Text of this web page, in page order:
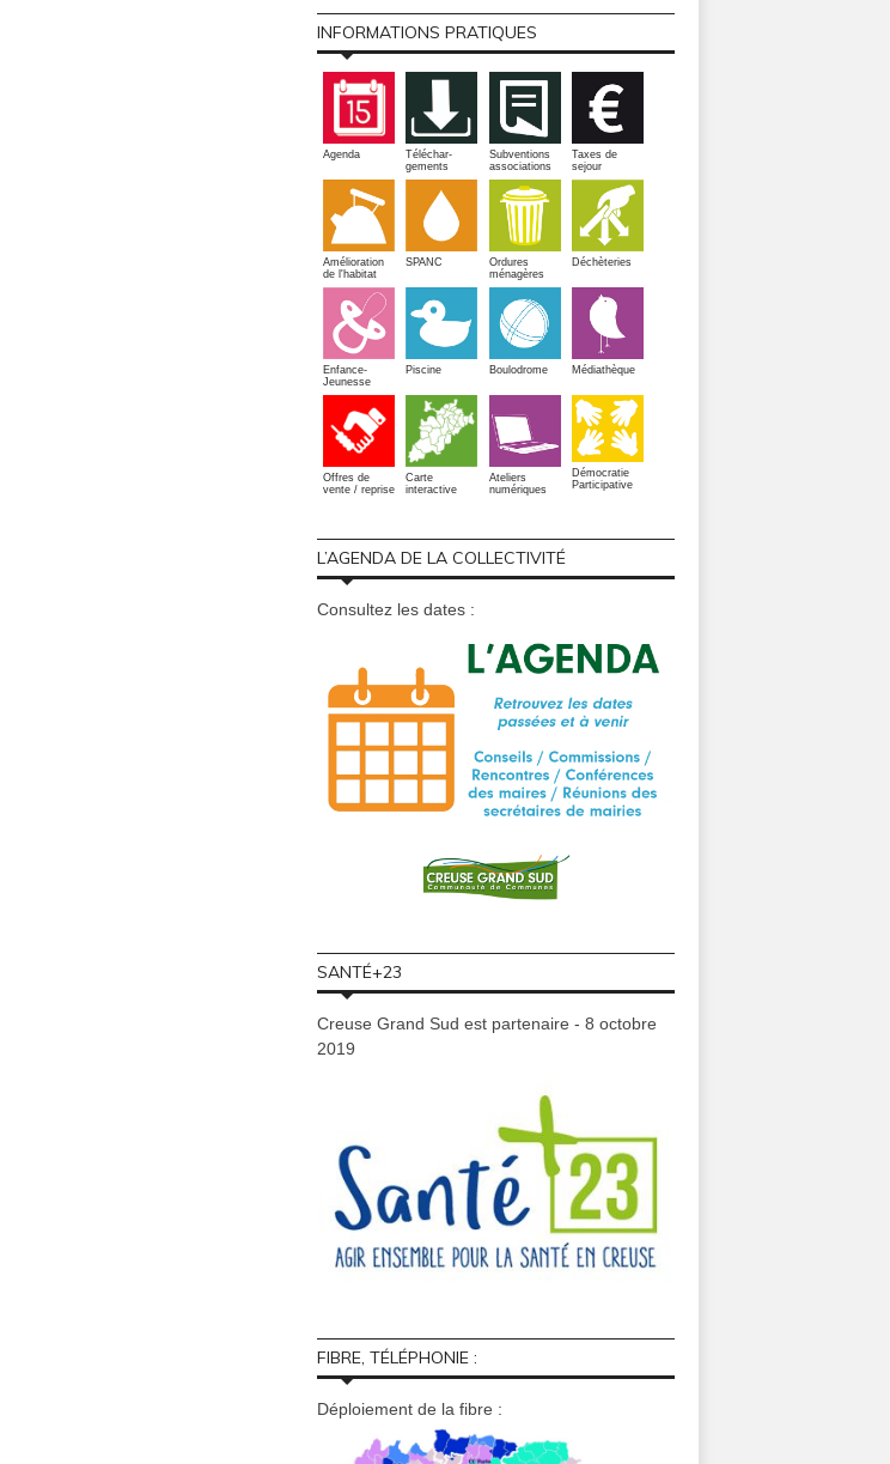
INFORMATIONS PRATIQUES
Agenda
Téléchar-
gements
Subventions
associations
Taxes de
sejour
Amélioration
de l'habitat
SPANC
Ordures
ménagères
Déchèteries
Enfance-
Jeunesse
Piscine Boulodrome Médiathèque
Offres de
vente / reprise
Carte
interactive
Ateliers
numériques
Démocratie
Participative
L’AGENDA DE LA COLLECTIVITÉ
Consultez les dates :
SANTÉ+23
Creuse Grand Sud est partenaire - 8 octobre
2019
FIBRE, TÉLÉPHONIE :
Déploiement de la fibre :